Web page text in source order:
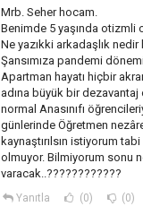
Mrb. Seher hocam.
Benimde 5 yaşında otizmli
Ne yazıkki arkadaşlık nedir
Şansımıza pandemi
Apartman hayatı hiçbir
adına büyük bir
normal Anasınıfı
günlerinde Öğretmen
kaynaştırılsın istiyorum
olmuyor. Bilmiyorum sonu
varacak..????????????
Yanıtla (0) (0)